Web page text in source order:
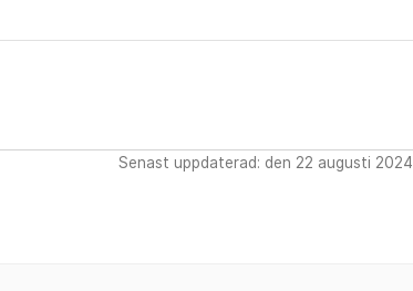
Senast uppdaterad: den 22 augusti 2024